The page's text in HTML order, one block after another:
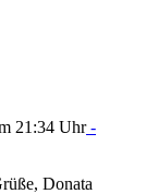
21:34 Uhr-
Donata